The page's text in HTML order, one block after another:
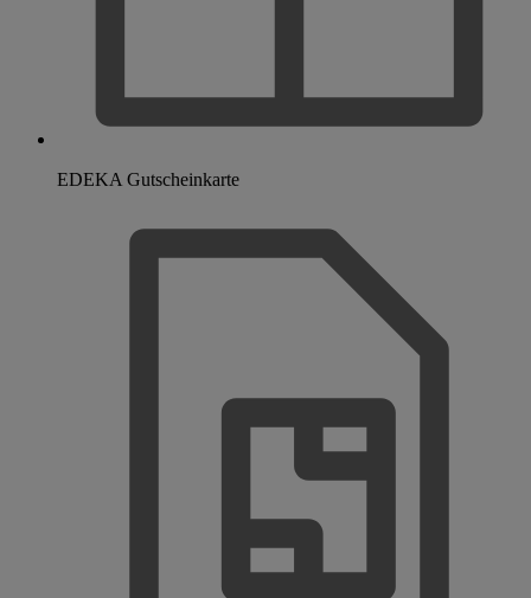
EDEKA Gutscheinkarte